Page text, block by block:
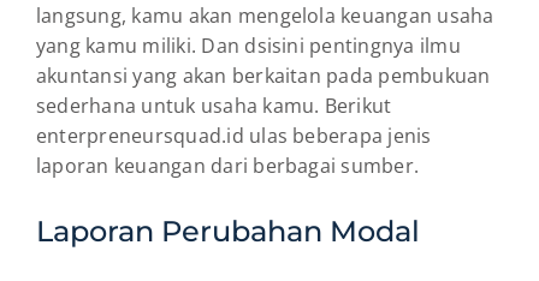
langsung, kamu akan mengelola keuangan usaha
yang kamu miliki. Dan dsisini pentingnya ilmu
akuntansi yang akan berkaitan pada pembukuan
sederhana untuk usaha kamu. Berikut
enterpreneursquad.id ulas beberapa jenis
laporan keuangan dari berbagai sumber.
Laporan Perubahan Modal